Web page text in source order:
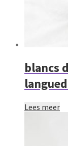
blancs
Lees meer